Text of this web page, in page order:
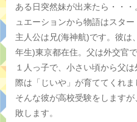
ある日突然妹が出来たら・・
ュエーションから物語はスター
主人公は兄(海神航)です。彼は
年生)東京都在住。父は外交官
１人っ子で、小さい頃から父
際は「じいや」が育ててくれま
そんな彼が高校受験をします
敗します。